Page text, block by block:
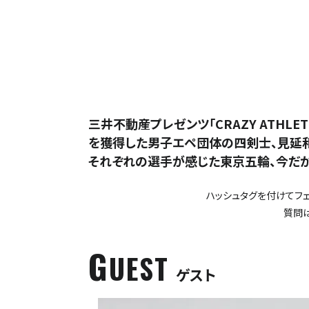
三井不動産プレゼンツ「CRAZY
を獲得した男子エペ団体の四剣士、見延
それぞれの選手が感じた東京五輪、今
ハッシュタグを付けてフ
質問
GUEST ゲスト